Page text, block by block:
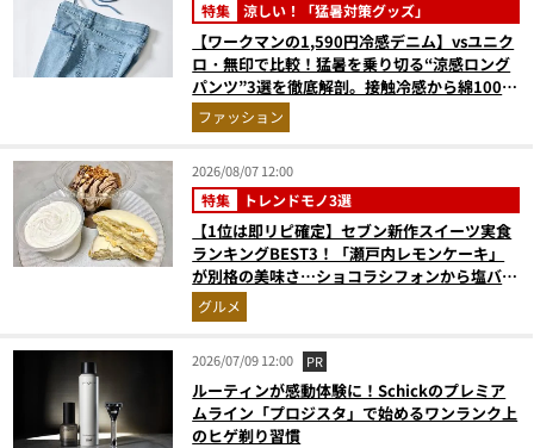
特集 涼しい！「猛暑対策グッズ」
【ワークマンの1,590円冷感デニム】vsユニク
ロ・無印で比較！猛暑を乗り切る“涼感ロング
パンツ”3選を徹底解剖。接触冷感から綿100%
まで決定版
ファッション
2026/08/07 12:00
特集 トレンドモノ3選
【1位は即リピ確定】セブン新作スイーツ実食
ランキングBEST3！「瀬戸内レモンケーキ」
が別格の美味さ…ショコラシフォンから塩バニ
ラプリンまで本気レビュー
グルメ
2026/07/09 12:00 PR
ルーティンが感動体験に！Schickのプレミア
ムライン「プロジスタ」で始めるワンランク上
のヒゲ剃り習慣